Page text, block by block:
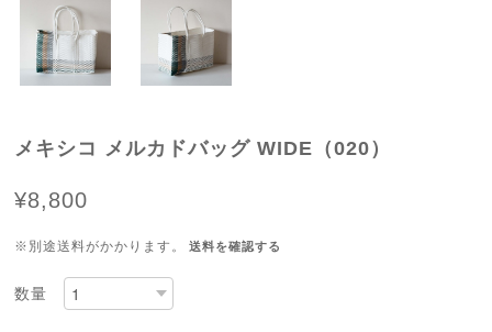
メキシコ メルカドバッグ WIDE（020）
¥8,800
※別途送料がかかります。 送料を確認する
数量